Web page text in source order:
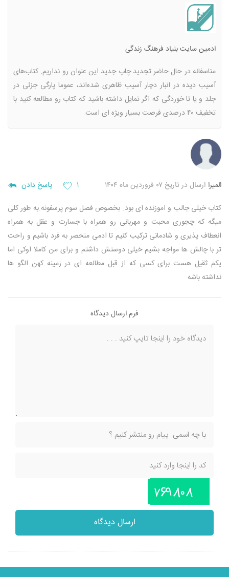
ادمین سایت بنیاد فرهنگ زندگی
متاسفانه در حال حاضر تجدید چاپ جدید این عنوان رو نداریم. کتاب‌های
آسیب دیده در انبار دچار آسیب ظاهری شده‌اند، عموما پارگی جزئی در
جلد و یا تا خوردگی که اگر تمایل داشته باشید که کتاب رو مطالعه کنید با
تخفیف ۴۰ درصدی فرصت بسیار ویژه ای است.
المیرا ارسال در تاریخ ۰۷ فروردین ماه ۱۴۰۴ ۱ پاسخ دادن
کتاب خیلی جالب و اموزنده ای بود. بخصوص فصل سوم پرسفونه.به طور کلی
میگه که چجوری محبت و مهربانی رو همراه با جسارت و عقل به همراه
انعطاف پذیری و شادمانی ترکیب کنیم تا ادمی منحصر به فرد باشیم و راحت
تر با چالش ها مواجه بشیم خیلی دوستش داشتم و برای من کاملا اوکی اما
یکم ثقیل هست برای کسی که از قبل مطالعه ای در زمینه کهن الگو ها
نداشته باشه
فرم ارسال دیدگاه
ارسال دیدگاه